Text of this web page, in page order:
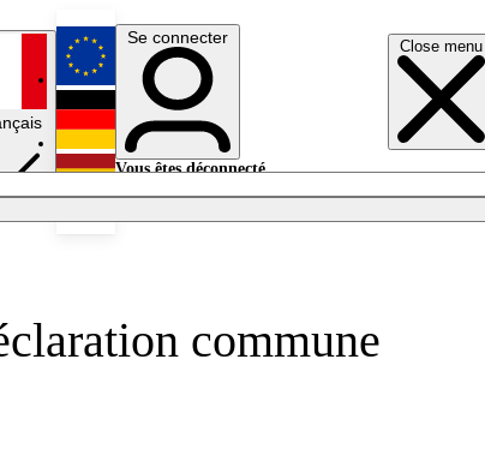
Close menu
English
Deutsch
Se connecter
Vous êtes déconnecté.
commune